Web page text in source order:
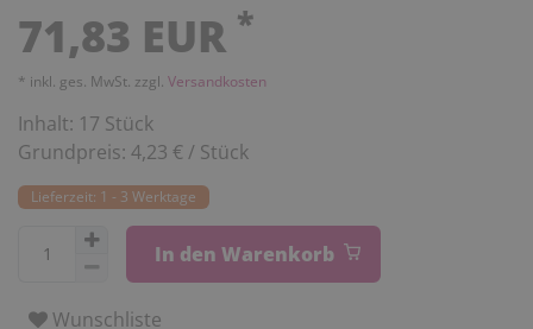
71,83 EUR *
* inkl. ges. MwSt. zzgl. Versandkosten
Inhalt: 17 Stück
Grundpreis: 4,23 € / Stück
Lieferzeit: 1 - 3 Werktage
In den Warenkorb
Wunschliste